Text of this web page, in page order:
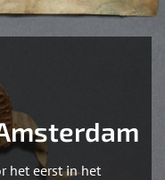
het eerst in het